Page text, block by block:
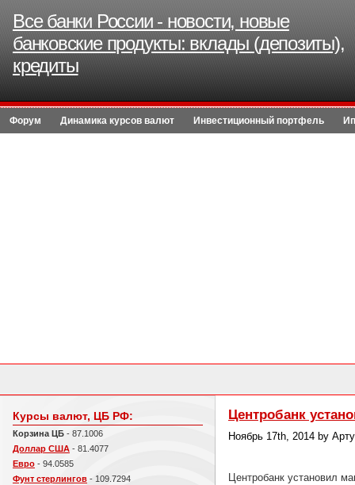
Все банки России - новости, новые
банковские продукты: вклады (депозиты),
кредиты
Форум Динамика курсов валют Инвестиционный портфель
Курсы валют, ЦБ РФ:
Корзина ЦБ - 87.1006
Доллар США - 81.4077
Евро - 94.0585
Фунт стерлингов - 109.7294
Центробанк
Ноябрь 17th, 2014 by
Центробанк установил